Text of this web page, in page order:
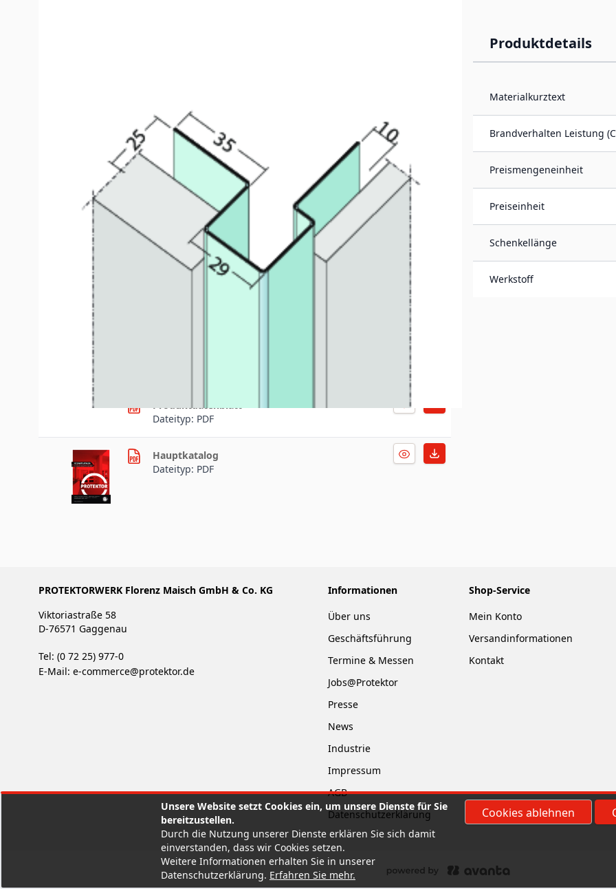
Unsere Website setzt Cookies ein, um unsere Dienste für Sie
bereitzustellen.
Durch die Nutzung unserer Dienste erklären Sie sich damit
einverstanden, dass wir Cookies setzen.
Weitere Informationen erhalten Sie in unserer
Datenschutzerklärung. Erfahren Sie mehr.
Cookies ablehnen
Das PROTEKTOR Kantenprofil für Außenecken aus Aluminium ist geeignet für
zwei unterschiedliche Fassadenbekleidungen von 25 und 10 mm und dient der
optimalen Fassadengestaltung. Das Profil bildet eine schöne saubere, gerade
Kante und bedeckt die Schnittflächen.
Produktdetails
Materialkurztext
Brandverhalten Leistung
Preismengeneinheit
Preiseinheit
Schenkellänge
Werkstoff
Downloads
Produktdaten
Dateityp: PDF
Hauptkatalog
Dateityp: PDF
PROTEKTORWERK Florenz Maisch GmbH & Co. KG
Viktoriastraße 58
D-76571 Gaggenau
Tel: (0 72 25) 977-0
E-Mail: e-commerce@protektor.de
Informationen
Über uns
Geschäftsführung
Termine & Messen
Jobs@Protektor
Presse
News
Industrie
Impressum
AGB
Datenschutzerklärung
Shop-Service
Mein Konto
Versandinformationen
Kontakt